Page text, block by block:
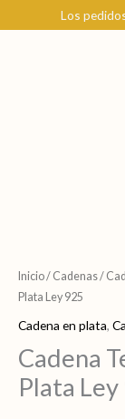
al
Los
Inicio/ Cadenas/
Plata Ley 925
Cadena en plata,
Cadena
Plata
Fígaro
Delgado
en
Ley
925